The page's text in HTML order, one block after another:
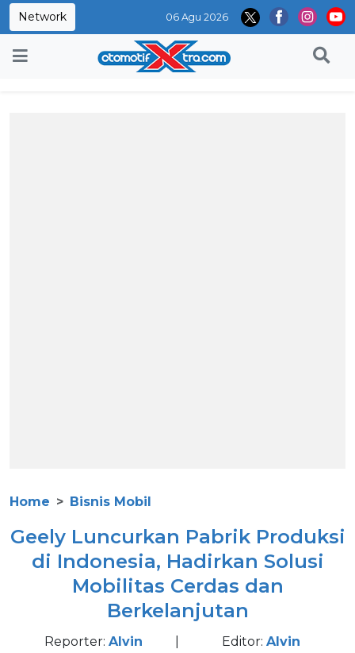
Network 06 Agu 2026
Home Bisnis Mobil
Geely Luncurkan Pabrik Produksi
di Indonesia, Hadirkan Solusi
Mobilitas Cerdas dan
Berkelanjutan
Reporter: Alvin
Editor:Alvin